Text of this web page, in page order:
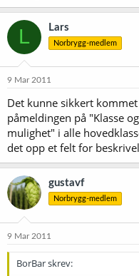
L Lars
Norbrygg-medlem
9 Mar 2011
Det kunne sikkert
påmeldingen på "Klasse
mulighet" i alle
det opp et felt for
gustavf
Norbrygg-medlem
9 Mar 2011
BorBar skrev: